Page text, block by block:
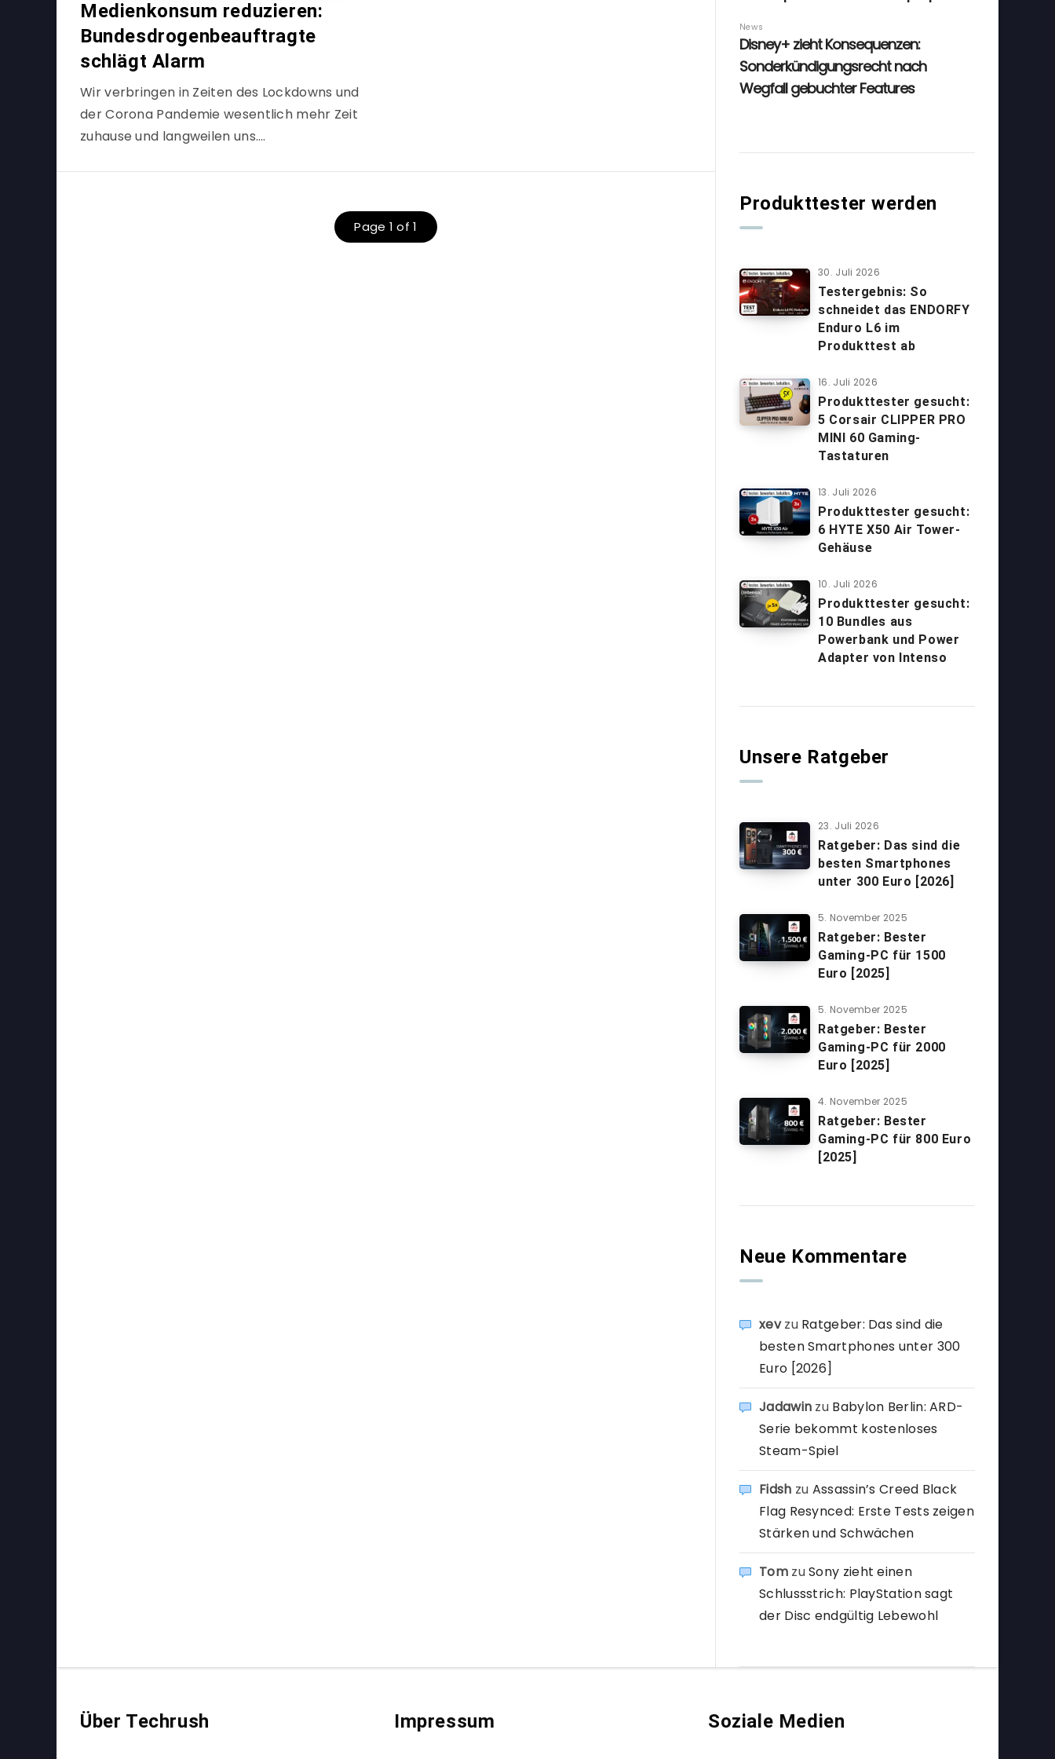
Medienkonsum reduzieren:
Bundesdrogenbeauftragte
schlägt Alarm
Wir verbringen in Zeiten des Lockdowns und
der Corona Pandemie wesentlich mehr Zeit
zuhause und langweilen uns….
Page 1 of 1
Produkttester werden
30. Juli 2026
Testergebnis: So
schneidet das ENDORFY
Enduro L6 im
Produkttest ab
16. Juli 2026
Produkttester gesucht:
5 Corsair CLIPPER PRO
MINI 60 Gaming-
Tastaturen
13. Juli 2026
Produkttester gesucht:
6 HYTE X50 Air Tower-
Gehäuse
10. Juli 2026
Produkttester gesucht:
10 Bundles aus
Powerbank und Power
Adapter von Intenso
Unsere Ratgeber
23. Juli 2026
Ratgeber: Das sind die
besten Smartphones
unter 300 Euro [2026]
5. November 2025
Ratgeber: Bester
Gaming-PC für 1500
Euro [2025]
5. November 2025
Ratgeber: Bester
Gaming-PC für 2000
Euro [2025]
4. November 2025
Ratgeber: Bester
Gaming-PC für 800 Euro
[2025]
Neue Kommentare
xevzu Ratgeber: Das sind die
besten Smartphones unter 300
Euro [2026]
Jadawin zu Babylon Berlin: ARD-
Serie bekommt kostenloses
Steam-Spiel
Fidsh zu Assassin’s Creed Black
Flag Resynced: Erste Tests zeigen
Stärken und Schwächen
TomzuSony zieht einen
Schlussstrich: PlayStation sagt
der Disc endgültig Lebewohl
Über Techrush Impressum Soziale Medien